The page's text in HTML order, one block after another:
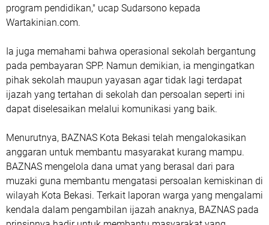
program pendidikan," ucap Sudarsono kepada
Wartakinian.com.
‎Ia juga memahami bahwa operasional sekolah bergantung
pada pembayaran SPP. Namun demikian, ia mengingatkan
pihak sekolah maupun yayasan agar tidak lagi terdapat
ijazah yang tertahan di sekolah dan persoalan seperti ini
dapat diselesaikan melalui komunikasi yang baik.
‎Menurutnya, BAZNAS Kota Bekasi telah mengalokasikan
anggaran untuk membantu masyarakat kurang mampu.
BAZNAS mengelola dana umat yang berasal dari para
muzaki guna membantu mengatasi persoalan kemiskinan di
wilayah Kota Bekasi. Terkait laporan warga yang mengalami
kendala dalam pengambilan ijazah anaknya, BAZNAS pada